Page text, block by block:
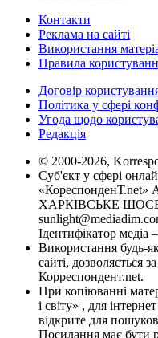
Контакти
Реклама на сайті
Використання
Правила
Договір
Політика у сфері
Угода щодо
Редакція
© 2000-2026,
Суб'єкт у сфері
«КореспонденТ.net»
ХАРКІВСЬКЕ ШОСЕ,
Ідентифікатор медіа
Використання будь-
сайті, дозволяється
Корреспондент.net.
При копіюванні
і світу» , для
відкрите для
Посилання має бути